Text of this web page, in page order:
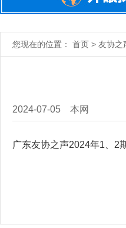
您现在的位置： 首页 > 友协
2024-07-05 本网
广东友协之声2024年1、2